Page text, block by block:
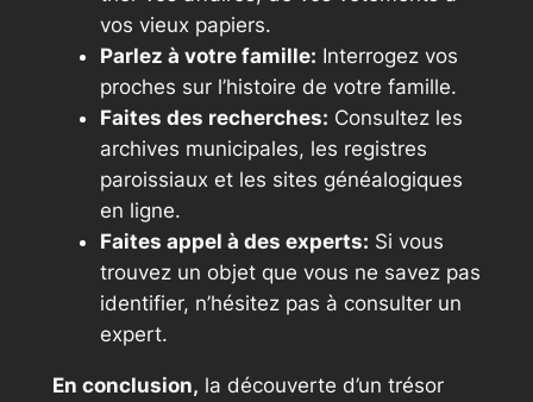
vos vieux papiers.
Parlez à votre famille: Interrogez vos
proches sur l’histoire de votre famille.
Faites des recherches: Consultez les
archives municipales, les registres
paroissiaux et les sites généalogiques
en ligne.
Faites appel à des experts: Si vous
trouvez un objet que vous ne savez pas
identifier, n’hésitez pas à consulter un
expert.
En conclusion, la découverte d’un trésor